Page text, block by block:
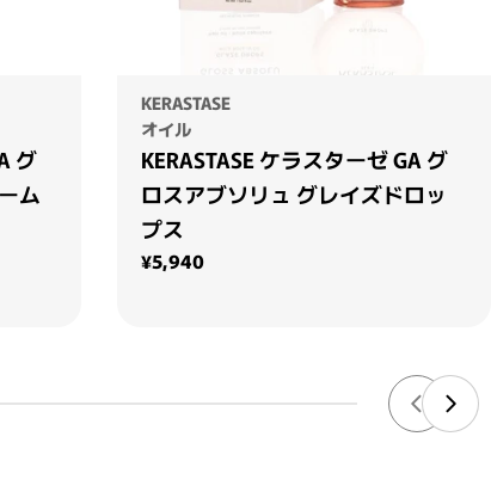
グ
ム
KERASTASE
オイル
KERASTASE ケラスターゼ GA グ
ロスアブソリュ グレイズドロッ
プス
通常価格
¥5,940